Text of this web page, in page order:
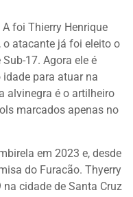
foi Thierry Henrique
o atacante já foi eleito o
17. Agora ele é
para atuar na
alvinegra é o artilheiro
marcados apenas no
em 2023 e, desde
do Furacão. Thyerry
cidade de Santa Cruz